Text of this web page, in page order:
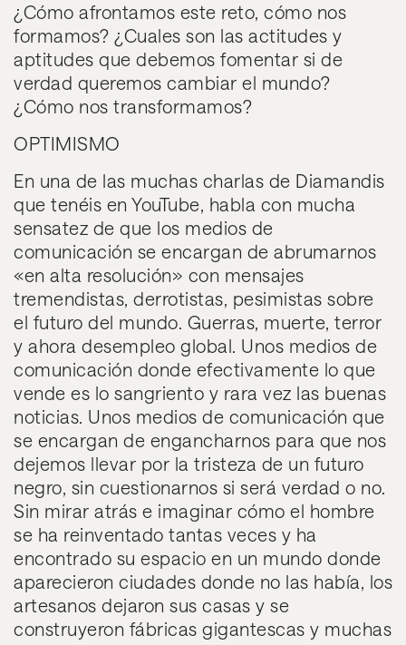
¿Cómo afrontamos este reto, cómo nos
formamos? ¿Cuales son las actitudes y
aptitudes que debemos fomentar si de
verdad queremos cambiar el mundo?
¿Cómo nos transformamos?
OPTIMISMO
En una de las muchas charlas de Diamandis
que tenéis en YouTube, habla con mucha
sensatez de que los medios de
comunicación se encargan de abrumarnos
«en alta resolución» con mensajes
tremendistas, derrotistas, pesimistas sobre
el futuro del mundo. Guerras, muerte, terror
y ahora desempleo global. Unos medios de
comunicación donde efectivamente lo que
vende es lo sangriento y rara vez las buenas
noticias. Unos medios de comunicación que
se encargan de engancharnos para que nos
dejemos llevar por la tristeza de un futuro
negro, sin cuestionarnos si será verdad o no.
Sin mirar atrás e imaginar cómo el hombre
se ha reinventado tantas veces y ha
encontrado su espacio en un mundo donde
aparecieron ciudades donde no las había, los
artesanos dejaron sus casas y se
construyeron fábricas gigantescas y muchas